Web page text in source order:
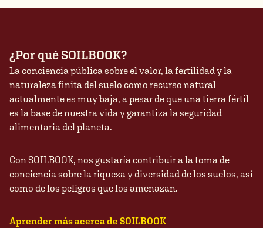
¿Por qué SOILBOOK?
La conciencia pública sobre el valor, la fertilidad y la
naturaleza finita del suelo como recurso natural
actualmente es muy baja, a pesar de que una tierra fértil
es la base de nuestra vida y garantiza la seguridad
alimentaria del planeta.
Con SOILBOOK, nos gustaría contribuir a la toma de
conciencia sobre la riqueza y diversidad de los suelos, así
como de los peligros que los amenazan.
Aprender más acerca de SOILBOOK